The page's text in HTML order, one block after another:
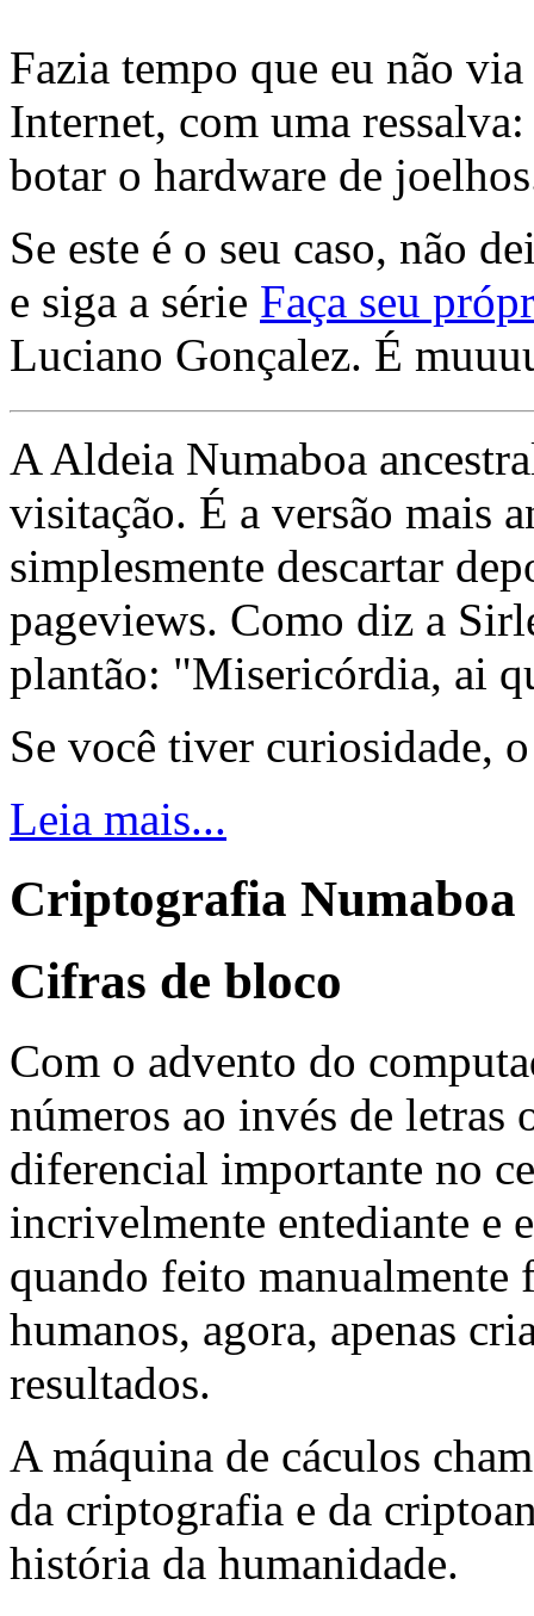
Fazia tempo que eu não
Internet, com uma
botar o hardware de
Se este é o seu caso, não
e siga a série Faça seu
Luciano Gonçalez. É
A Aldeia Numaboa
visitação. É a versão mais
simplesmente descartar
pageviews. Como diz a
plantão: "Misericórdia, ai
Se você tiver curiosidade,
Leia mais...
Criptografia Numaboa
Cifras de bloco
Com o advento do
números ao invés de letras
diferencial importante no
incrivelmente entediante e
quando feito manualmente
humanos, agora, apenas
resultados.
A máquina de cáculos
da criptografia e da
história da humanidade.